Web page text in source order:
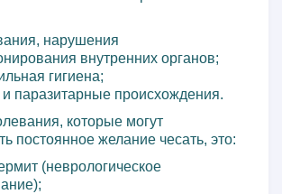
нарушения
внутренних органов;
гигиена;
паразитарные происхождения.
которые могут
постоянное желание чесать, это:
(неврологическое